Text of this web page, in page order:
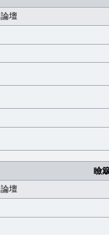
論壇
瞼
論壇